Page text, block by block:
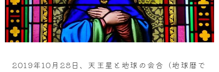
2019年10月28日、天王星と地球の会合（地球暦で